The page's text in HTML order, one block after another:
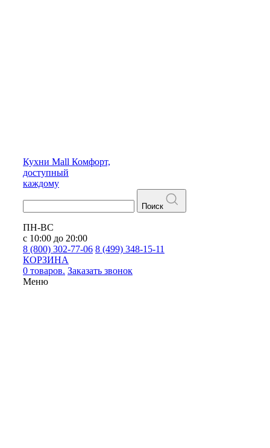
Кухни Mall Комфорт,
доступный
каждому
Поиск
ПН-ВС
с 10:00 до 20:00
8 (800) 302-77-06 8 (499) 348-15-11
КОРЗИНА
0 товаров. Заказать звонок
Меню